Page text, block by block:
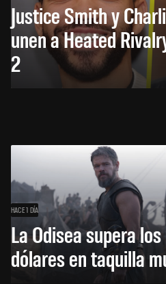
Justice Smith y
unen a Heated
2
HACE 1 DÍA
La Odisea supera
dólares en taquilla